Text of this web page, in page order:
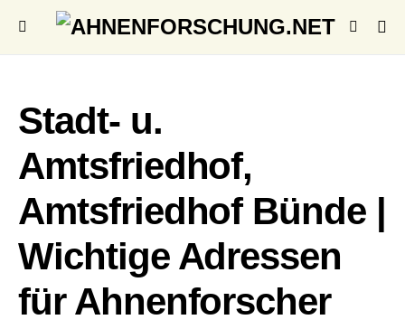
Stadt- u.
Amtsfriedhof,
Amtsfriedhof Bünde |
Wichtige Adressen
für Ahnenforscher